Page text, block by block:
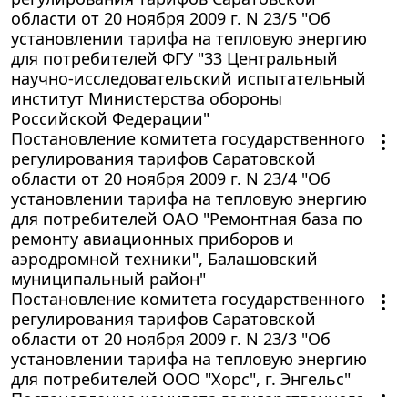
области от 20 ноября 2009 г. N 23/5 "Об
установлении тарифа на тепловую энергию
для потребителей ФГУ "33 Центральный
научно-исследовательский испытательный
институт Министерства обороны
Российской Федерации"
Постановление комитета государственного
регулирования тарифов Саратовской
области от 20 ноября 2009 г. N 23/4 "Об
установлении тарифа на тепловую энергию
для потребителей ОАО "Ремонтная база по
ремонту авиационных приборов и
аэродромной техники", Балашовский
муниципальный район"
Постановление комитета государственного
регулирования тарифов Саратовской
области от 20 ноября 2009 г. N 23/3 "Об
установлении тарифа на тепловую энергию
для потребителей ООО "Хорс", г. Энгельс"